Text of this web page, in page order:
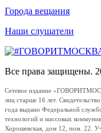
Города вещания
Наши слушатели
Все права защищены.
Сетевое издание
лиц старше 16 лет.
года выдано Федеральной
технологий и массовых
Хорошевская, дом 12, пом. 22.